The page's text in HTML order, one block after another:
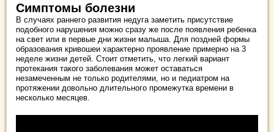
Симптомы болезни
В случаях раннего развития недуга заметить присутствие
подобного нарушения можно сразу же после появления ребенка
на свет или в первые дни жизни малыша. Для поздней формы
образования кривошеи характерно проявление примерно на 3
неделе жизни детей. Стоит отметить, что легкий вариант
протекания такого заболевания может оставаться
незамеченным не только родителями, но и педиатром на
протяжении довольно длительного промежутка времени в
несколько месяцев.